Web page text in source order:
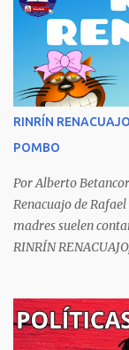
universal
fue negado por
y sabiendo que sus
obtenerlo, prefirió
RINRÍN
POMBO
Por Alberto
Renacuajo de
madres suelen
RINRÍN
Sombrero
grita mamá pero él